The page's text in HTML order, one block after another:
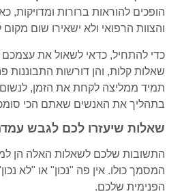
הופכים להוראות ברורות ומדויקות,
והצוות הרפואי ולא ישאירו שום
כדי להתחיל, כדאי לשאול את
שאלות קלות, והן דורשות התבוננות
תמיד ממליצה לקחת את הזמן, לנשום
בתהליך את האנשים שאתם הכי
שאלות שיעזרו לכם לגבש
התשובות שלכם לשאלות האלה הן
המסמך כולו. אין פה "נכון" או "לא
הפנימית שלכם.